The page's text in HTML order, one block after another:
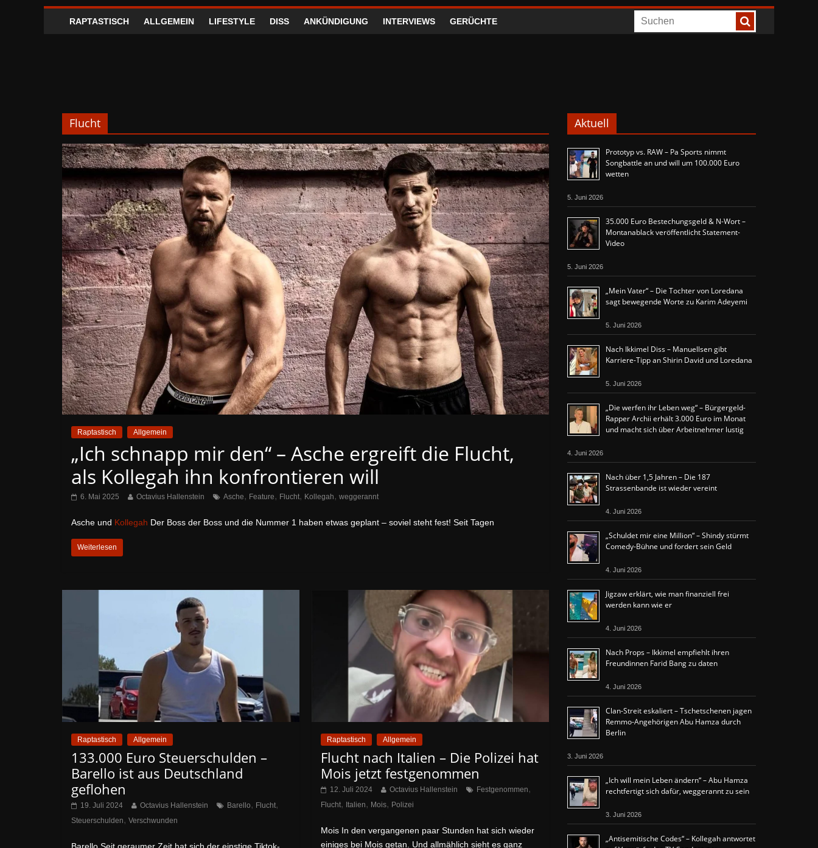
RAPTASTISCH ALLGEMEIN LIFESTYLE DISS ANKÜNDIGUNG INTERVIEWS GERÜCHTE
Flucht
Raptastisch Allgemein
„Ich schnapp mir den“ – Asche ergreift die Flucht,
als Kollegah ihn konfrontieren will
6. Mai 2025 Octavius Hallenstein Asche, Feature, Flucht, Kollegah, weggerannt
Asche und Kollegah Der Boss der Boss und die Nummer 1 haben etwas geplant – soviel steht fest! Seit Tagen
Weiterlesen
Raptastisch Allgemein
133.000 Euro Steuerschulden –
Barello ist aus Deutschland
geflohen
19. Juli 2024 Octavius Hallenstein Barello, Flucht,
Steuerschulden, Verschwunden
Barello Seit geraumer Zeit hat sich der einstige Tiktok-
Raptastisch Allgemein
Flucht nach Italien – Die Polizei hat
Mois jetzt festgenommen
12. Juli 2024 Octavius Hallenstein Festgenommen,
Flucht, Italien, Mois, Polizei
Mois In den vergangenen paar Stunden hat sich wieder
einiges bei Mois getan. Und allmählich sieht es ganz
Aktuell
Prototyp vs. RAW – Pa Sports nimmt
Songbattle an und will um 100.000 Euro
wetten
5. Juni 2026
35.000 Euro Bestechungsgeld & N-Wort –
Montanablack veröffentlicht Statement-
Video
5. Juni 2026
„Mein Vater“ – Die Tochter von Loredana
sagt bewegende Worte zu Karim Adeyemi
5. Juni 2026
Nach Ikkimel Diss – Manuellsen gibt
Karriere-Tipp an Shirin David und Loredana
5. Juni 2026
„Die werfen ihr Leben weg“ – Bürgergeld-
Rapper Archii erhält 3.000 Euro im Monat
und macht sich über Arbeitnehmer lustig
4. Juni 2026
Nach über 1,5 Jahren – Die 187
Strassenbande ist wieder vereint
4. Juni 2026
„Schuldet mir eine Million“ – Shindy stürmt
Comedy-Bühne und fordert sein Geld
4. Juni 2026
Jigzaw erklärt, wie man finanziell frei
werden kann wie er
4. Juni 2026
Nach Props – Ikkimel empfiehlt ihren
Freundinnen Farid Bang zu daten
4. Juni 2026
Clan-Streit eskaliert – Tschetschenen jagen
Remmo-Angehörigen Abu Hamza durch
Berlin
3. Juni 2026
„Ich will mein Leben ändern“ – Abu Hamza
rechtfertigt sich dafür, weggerannt zu sein
3. Juni 2026
„Antisemitische Codes“ – Kollegah antwortet